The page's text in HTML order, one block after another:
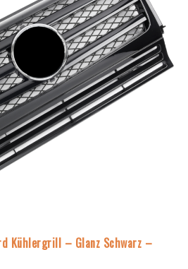
Kühlergrill – Glanz Schwarz –